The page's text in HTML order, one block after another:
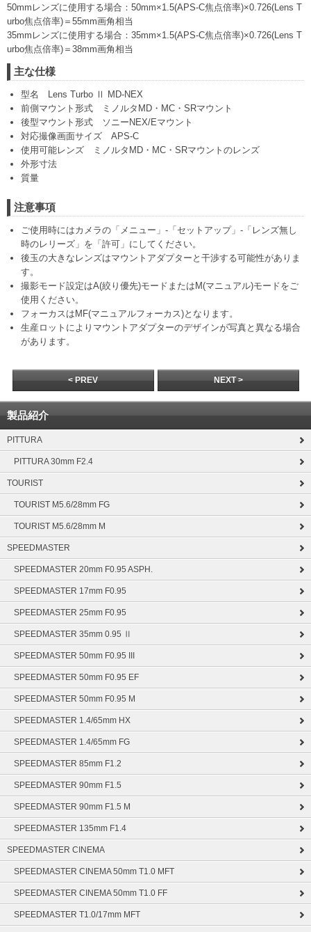
50mmレンズに使用する場合：50mm×1.5(APS-C焦点倍率)×0.726(Lens T
urbo焦点倍率)＝55mm画角相当
35mmレンズに使用する場合：35mm×1.5(APS-C焦点倍率)×0.726(Lens T
urbo焦点倍率)＝38mm画角相当
主な仕様
型名 Lens Turbo Ⅱ MD-NEX
前側マウント形式 ミノルタMD・MC・SRマウント
後型マウント形式 ソニーNEX/Eマウント
対応撮像画面サイズ APS-C
使用可能レンズ ミノルタMD・MC・SRマウントのレンズ
外形寸法
質量
注意事項
ご使用時にはカメラの「メニュー」‐「セットアップ」‐「レンズ無し
時のレリーズ」を「許可」にしてください。
後玉の大きなレンズはマウントアダプターと干渉する可能性がありま
す。
撮影モード設定はA(絞り優先)モードまたはM(マニュアル)モードをご
使用ください。
フォーカスはMF(マニュアルフォーカス)となります。
生産ロットによりマウントアダプターのデザインが写真と異なる場合
があります。
< PREV NEXT >
製品紹介
PITTURA
PITTURA 30mm F2.4
TOURIST
TOURIST M5.6/28mm FG
TOURIST M5.6/28mm M
SPEEDMASTER
SPEEDMASTER 20mm F0.95 ASPH.
SPEEDMASTER 17mm F0.95
SPEEDMASTER 25mm F0.95
SPEEDMASTER 35mm 0.95 Ⅱ
SPEEDMASTER 50mm F0.95 III
SPEEDMASTER 50mm F0.95 EF
SPEEDMASTER 50mm F0.95 M
SPEEDMASTER 1.4/65mm HX
SPEEDMASTER 1.4/65mm FG
SPEEDMASTER 85mm F1.2
SPEEDMASTER 90mm F1.5
SPEEDMASTER 90mm F1.5 M
SPEEDMASTER 135mm F1.4
SPEEDMASTER CINEMA
SPEEDMASTER CINEMA 50mm T1.0 MFT
SPEEDMASTER CINEMA 50mm T1.0 FF
SPEEDMASTER T1.0/17mm MFT